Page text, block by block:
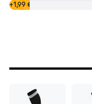
0,00 €
+1,99 €